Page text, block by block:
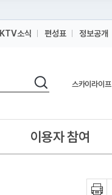
KTV소식 편성표 정보공개
검색
스카이라이프
스카이라이프
스카이라이프
이용자 참여